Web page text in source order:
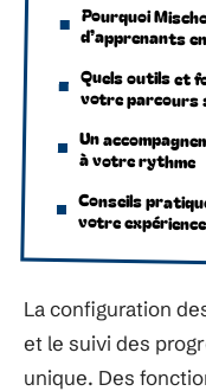
Pourquoi
d’apprenants
Quels outils et
votre parcours
Un
à votre rythme
Conseils
votre
La configuration
et le suivi des
unique. Des